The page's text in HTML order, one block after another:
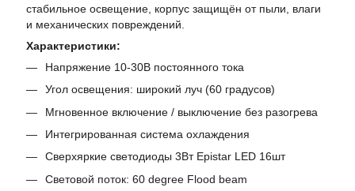
стабильное освещение, корпус защищён от пыли, влаги
и механических повреждений.
Характеристики:
Напряжение 10-30В постоянного тока
Угол освещения: широкий луч (60 градусов)
Мгновенное включение / выключение без разогрева
Интегрированная система охлаждения
Сверхяркие светодиоды 3Вт Epistar LED 16шт
Световой поток: 60 degree Flood beam